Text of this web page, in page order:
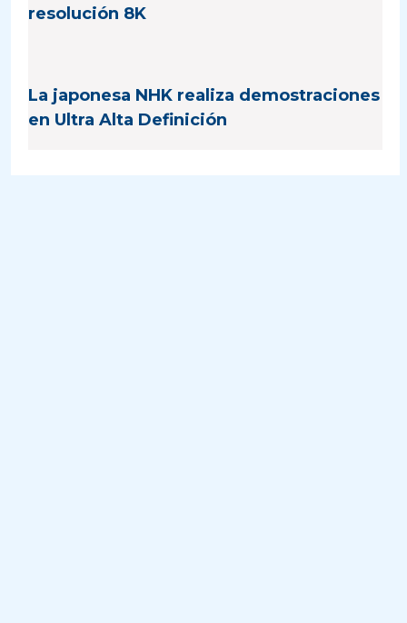
resolución 8K
La japonesa NHK realiza demostraciones
en Ultra Alta Definición